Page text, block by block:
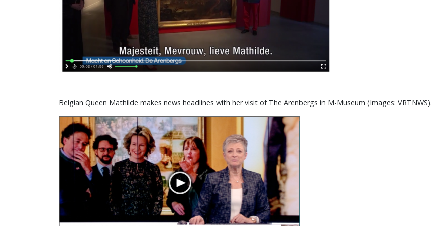
Belgian Queen Mathilde makes news headlines with her visit of The Arenbergs in M-Museum (Images: VRTNWS).
Image